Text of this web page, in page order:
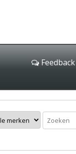
Feedback